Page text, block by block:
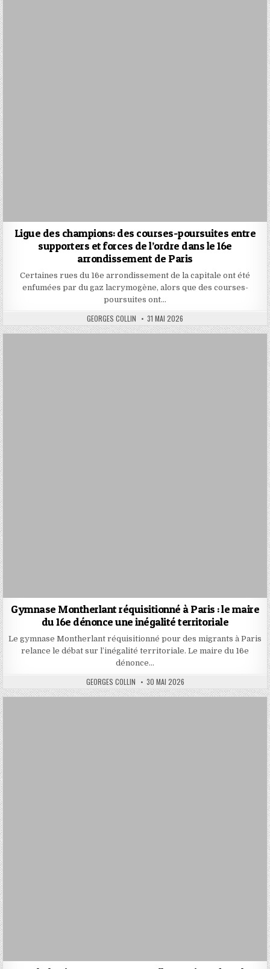
Ligue des champions: des courses-poursuites entre
supporters et forces de l’ordre dans le 16e
arrondissement de Paris
Certaines rues du 16e arrondissement de la capitale ont été
enfumées par du gaz lacrymogène, alors que des courses-
poursuites ont…
AUTHOR:
GEORGES COLLIN PUBLISHED
DATE:
31 MAI 2026
Gymnase Montherlant réquisitionné à Paris : le maire
du 16e dénonce une inégalité territoriale
Le gymnase Montherlant réquisitionné pour des migrants à Paris
relance le débat sur l’inégalité territoriale. Le maire du 16e
dénonce…
AUTHOR:
GEORGES COLLIN PUBLISHED
DATE:
30 MAI 2026